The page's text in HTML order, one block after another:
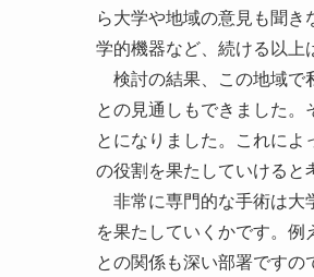
ら大学や地域の意見も聞
学的機器など、続ける以上
検討の結果、この地域で
との見通しもできました
とになりました。これに
の役割を果たしていけると
非常に専門的な手術は大
を果たしていくかです。
との関係も深い部署です